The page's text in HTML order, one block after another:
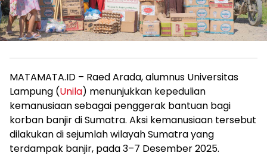
MATAMATA.ID – Raed Arada, alumnus Universitas
Lampung (Unila) menunjukkan kepedulian
kemanusiaan sebagai penggerak bantuan bagi
korban banjir di Sumatra. Aksi kemanusiaan tersebut
dilakukan di sejumlah wilayah Sumatra yang
terdampak banjir, pada 3–7 Desember 2025.